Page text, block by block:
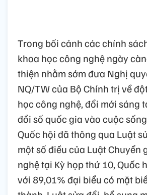
Trong bối cảnh các chính
khoa học công nghệ ngày
thiện nhằm sớm đưa Nghị
NQ/TW của Bộ Chính trị về
học công nghệ, đổi mới sáng
đổi số quốc gia vào cuộc
Quốc hội đã thông qua Luật
một số điều của Luật Chuyển
nghệ tại Kỳ họp thứ 10, Quốc
với 89,01% đại biểu có mặt